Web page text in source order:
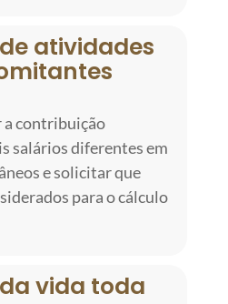
atividades
a contribuição
salários diferentes em
e solicitar que
para o cálculo
vida toda